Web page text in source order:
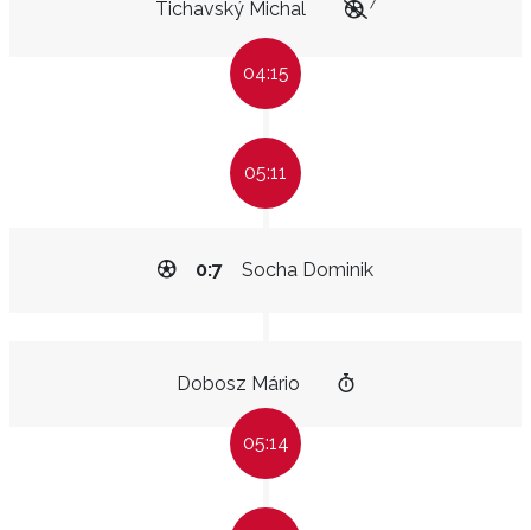
Tichavský Michal
04:15
05:11
Socha Dominik
0:7
Dobosz Mário
05:14